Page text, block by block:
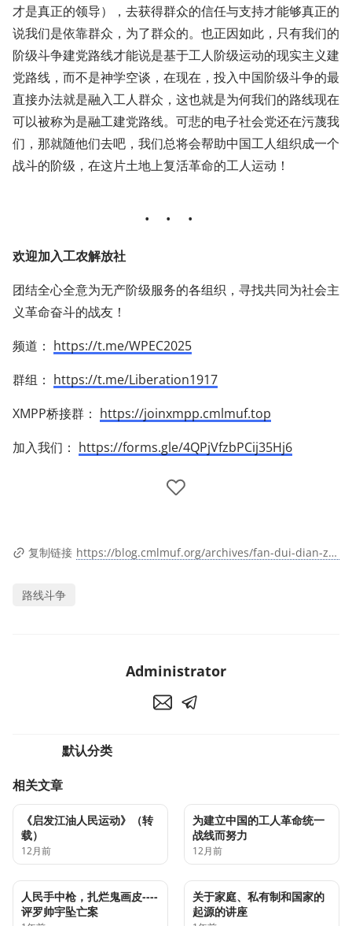
才是真正的领导），去获得群众的信任与支持才能够真正的
说我们是依靠群众，为了群众的。也正因如此，只有我们的
阶级斗争建党路线才能说是基于工人阶级运动的现实主义建
党路线，而不是神学空谈，在现在，投入中国阶级斗争的最
直接办法就是融入工人群众，这也就是为何我们的路线现在
可以被称为是融工建党路线。可悲的电子社会党还在污蔑我
们，那就随他们去吧，我们总将会帮助中国工人组织成一个
战斗的阶级，在这片土地上复活革命的工人运动！
欢迎加入工农解放社
团结全心全意为无产阶级服务的各组织，寻找共同为社会主
义革命奋斗的战友！
频道： https://t.me/WPEC2025
群组： https://t.me/Liberation1917
XMPP桥接群： https://joinxmpp.cmlmuf.top
加入我们： https://forms.gle/4QPjVfzbPCij35Hj6
复制链接 https://blog.cmlmuf.org/archives/fan-dui-dian-zi-she-hui-dang----da-qun
路线斗争
Administrator
默认分类
相关文章
《启发江油人民运动》（转
载）
12月前
为建立中国的工人革命统一
战线而努力
12月前
人民手中枪，扎烂鬼画皮----
评罗帅宇坠亡案
关于家庭、私有制和国家的
起源的讲座